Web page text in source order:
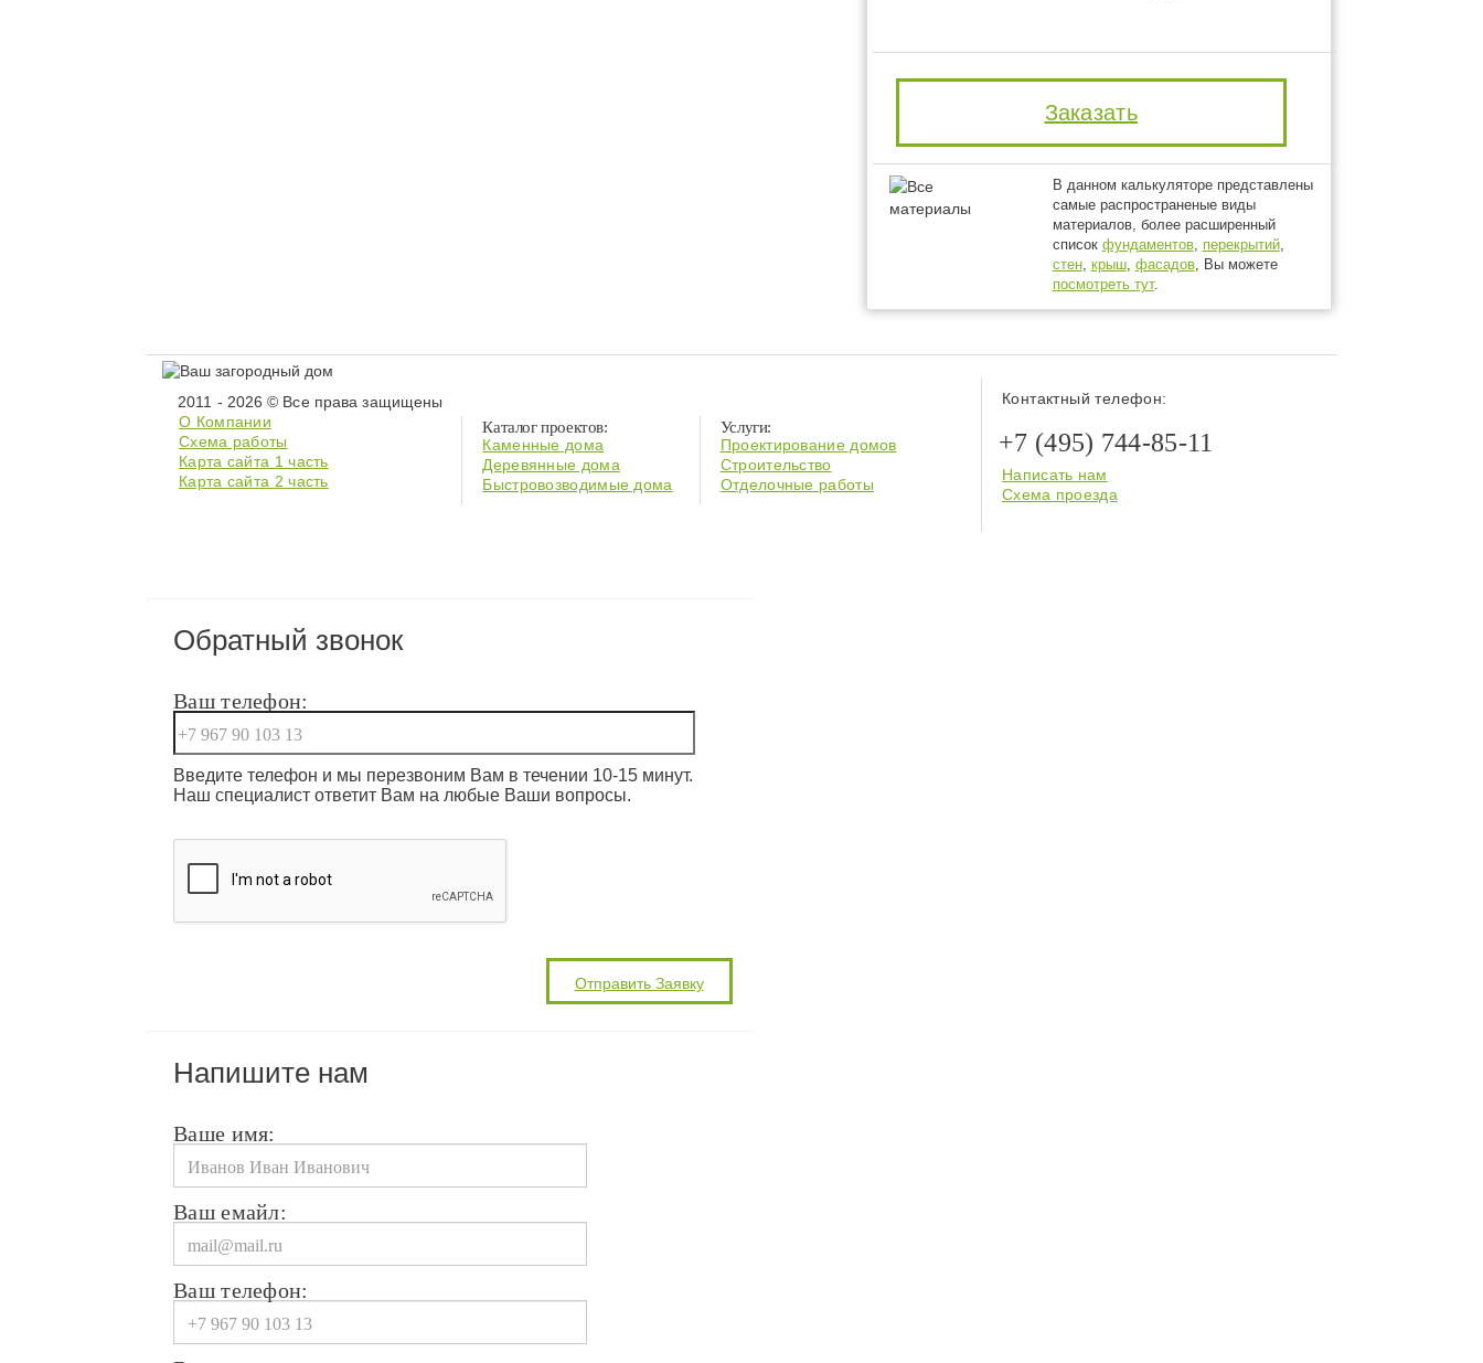
Заказать
В данном калькуляторе представлены
самые распространеные виды
материалов, более расширенный
список фундаментов, перекрытий,
стен, крыш, фасадов, Вы можете
посмотреть тут.
2011 - 2026 © Все права защищены
О Компании
Схема работы
Карта сайта 1 часть
Карта сайта 2 часть
Каталог проектов:
Каменные дома
Деревянные дома
Быстровозводимые дома
Услуги:
Проектирование домов
Строительство
Отделочные работы
Контактный телефон:
+7 (495) 744-85-11
Написать нам
Схема проезда
Обратный звонок
Ваш телефон:
Введите телефон и мы перезвоним Вам в течении 10-15 минут.
Наш специалист ответит Вам на любые Ваши вопросы.
Напишите нам
Ваше имя:
Ваш емайл:
Ваш телефон: